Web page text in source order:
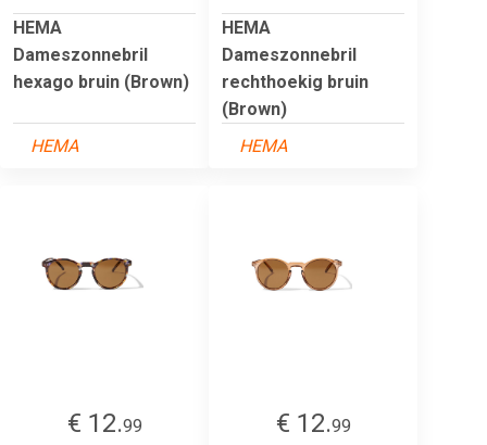
HEMA
Dameszonnebril
hexago bruin (Brown)
HEMA
HEMA
Dameszonnebril
rechthoekig bruin
(Brown)
HEMA
€ 12.99
€ 12.99